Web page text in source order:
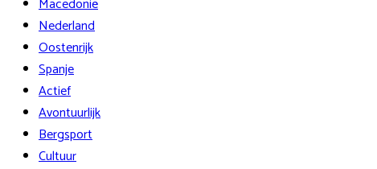
Macedonië
Nederland
Oostenrijk
Spanje
Actief
Avontuurlijk
Bergsport
Cultuur